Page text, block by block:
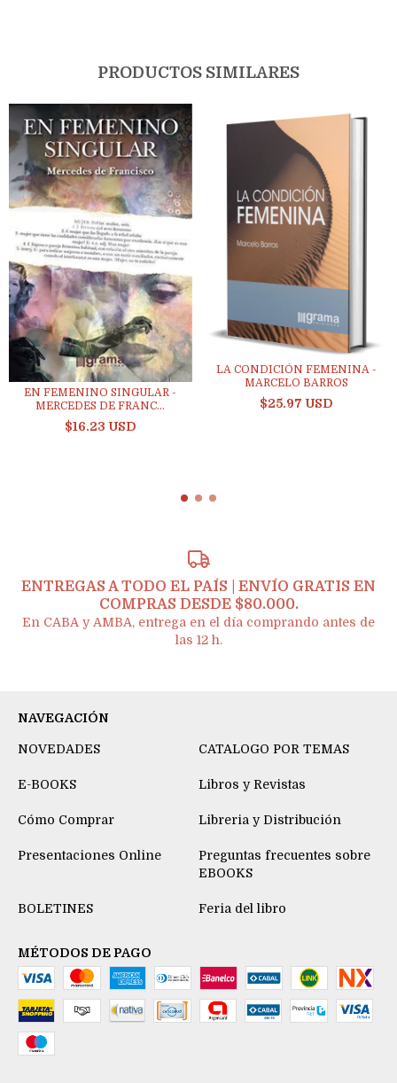
PRODUCTOS SIMILARES
EN FEMENINO SINGULAR -
MERCEDES DE FRANC...
$16.23 USD
LA CONDICIÓN FEMENINA -
MARCELO BARROS
$25.97 USD
ENTREGAS A TODO EL PAÍS | ENVÍO GRATIS EN
COMPRAS DESDE $80.000.
En CABA y AMBA, entrega en el día comprando antes de
las 12 h.
NAVEGACIÓN
NOVEDADES CATALOGO POR TEMAS
E-BOOKS Libros y Revistas
Cómo Comprar Libreria y Distribución
Presentaciones Online
Preguntas frecuentes sobre
EBOOKS
BOLETINES Feria del libro
MÉTODOS DE PAGO